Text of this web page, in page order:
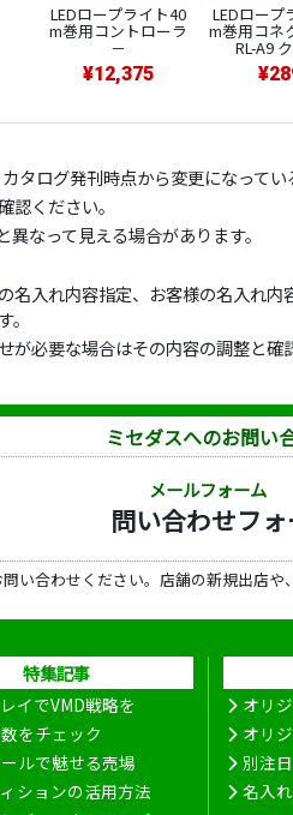
LEDロープライト40
m巻用コントローラ
－
¥12,375
LEDロープ
m巻用コネ
RL-A9
ログ発刊時点から変更になって
認ください。
なって見える場合があります。
入れ内容指定、お客様の名入れ
必要な場合はその内容の調整と
ミセダスへのお問い
メールフォーム
問い合わせフォ
い合わせください。店舗の新規出店
特集記事
イでVMD戦略を
をチェック
ルで魅せる売場
ションの活用方法
オリ
オリ
別注
名入